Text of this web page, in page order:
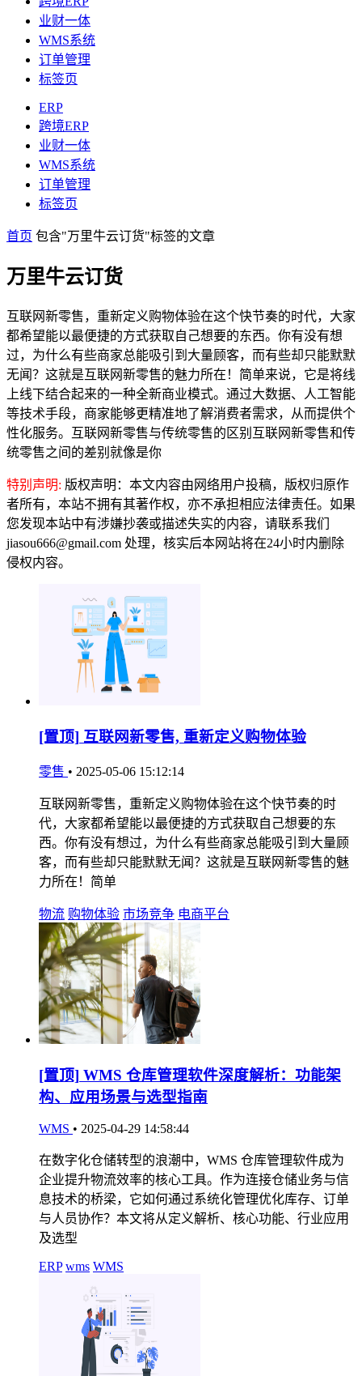
业财一体
WMS系统
订单管理
标签页
ERP
跨境ERP
业财一体
WMS系统
订单管理
标签页
首页 包含"万里牛云订货"标签的文章
万里牛云订货
互联网新零售，重新定义购物体验在这个快节奏的时代，大家
都希望能以最便捷的方式获取自己想要的东西。你有没有想
过，为什么有些商家总能吸引到大量顾客，而有些却只能默默
无闻？这就是互联网新零售的魅力所在！简单来说，它是将线
上线下结合起来的一种全新商业模式。通过大数据、人工智能
等技术手段，商家能够更精准地了解消费者需求，从而提供个
性化服务。互联网新零售与传统零售的区别互联网新零售和传
统零售之间的差别就像是你
特别声明: 版权声明：本文内容由网络用户投稿，版权归原作
者所有，本站不拥有其著作权，亦不承担相应法律责任。如果
您发现本站中有涉嫌抄袭或描述失实的内容，请联系我们
jiasou666@gmail.com 处理，核实后本网站将在24小时内删除
侵权内容。
[置顶] 互联网新零售, 重新定义购物体验
零售 • 2025-05-06 15:12:14
互联网新零售，重新定义购物体验在这个快节奏的时
代，大家都希望能以最便捷的方式获取自己想要的东
西。你有没有想过，为什么有些商家总能吸引到大量顾
客，而有些却只能默默无闻？这就是互联网新零售的魅
力所在！简单
物流 购物体验 市场竞争 电商平台
[置顶] WMS 仓库管理软件深度解析：功能架
构、应用场景与选型指南
WMS • 2025-04-29 14:58:44
在数字化仓储转型的浪潮中，WMS 仓库管理软件成为
企业提升物流效率的核心工具。作为连接仓储业务与信
息技术的桥梁，它如何通过系统化管理优化库存、订单
与人员协作？本文将从定义解析、核心功能、行业应用
及选型
ERP wms WMS